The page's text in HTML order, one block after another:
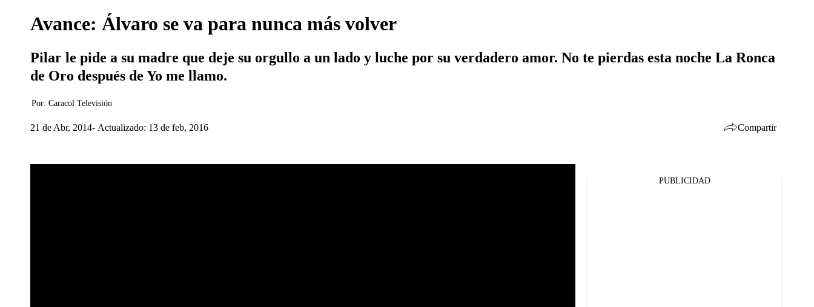
Avance: Álvaro se va para nunca más volver
Pilar le pide a su madre que deje su orgullo a un lado y luche por su verdadero amor. No te pierdas esta noche La Ronca
de Oro después de Yo me llamo.
Por: Caracol Televisión
21 de Abr, 2014 Actualizado: 13 de feb, 2016 Compartir
PUBLICIDAD